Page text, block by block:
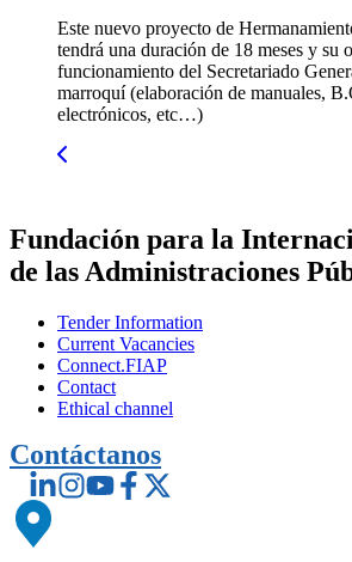
Este nuevo proyecto de
tendrá una duración de 18 meses y su
funcionamiento del Secretariado
marroquí (elaboración de manuales,
electrónicos, etc…)
Fundación para la
de las Administraciones
Tender Information
Current Vacancies
Connect.FIAP
Contact
Ethical channel
Contáctanos